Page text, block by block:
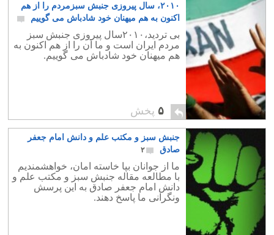
۲۰۱۰، سال پیروزی جنبش سبزمردم را از هم
اکنون به هم میهنان خود شادباش می گوییم
بی تردید،۲۰۱۰سال پیروزی جنبش سبز
مردم ایران است و ما آن را از هم اکنون به
هم میهنان خود شادباش می گوییم.
۵ پخش
جنبش سبز و مکتب علم و دانش امام جعفر
صادق
۲
ما از جوانان بپا خاسته امان، خواهشمندیم
با مطالعه مقاله جنبش سبز و مکتب علم و
دانش امام جعفر صادق به این پرسش
ونگرانی ما پاسخ دهند.